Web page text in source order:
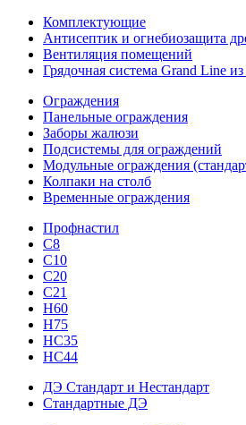
Комплектующие
Антисептик и огнебиозащита
Вентиляция помещений
Грядочная система Grand Line
Ограждения
Панельные ограждения
Заборы жалюзи
Подсистемы для ограждений
Модульные ограждения
Колпаки на столб
Временные ограждения
Профнастил
С8
С10
С20
С21
H60
H75
HС35
НС44
ДЭ Стандарт и Нестандарт
Стандартные ДЭ